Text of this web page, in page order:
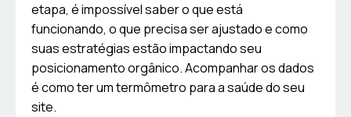
etapa, é impossível saber o que está
funcionando, o que precisa ser ajustado e como
suas estratégias estão impactando seu
posicionamento orgânico. Acompanhar os dados
é como ter um termômetro para a saúde do seu
site.